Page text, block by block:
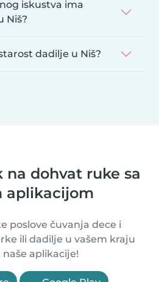
iskustva ima
Niš?
dadilje u Niš?
na dohvat ruke sa
aplikacijom
poslove čuvanja dece i
ili dadilje u vašem kraju
aplikacije!